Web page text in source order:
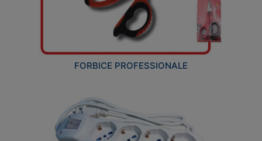
FORBICE PROFESSIONALE